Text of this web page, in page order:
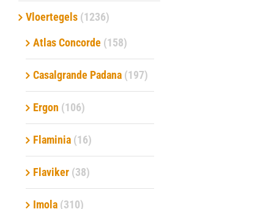
Verwerkingsmaterialen
Over ons
Contact
Vloertegels (1236)
Atlas Concorde (158)
Casalgrande Padana (197)
Ergon (106)
Flaminia (16)
Flaviker (38)
Imola (310)